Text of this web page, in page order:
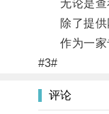
无论是查看
除了提供网
作为一家专
#3#
评论